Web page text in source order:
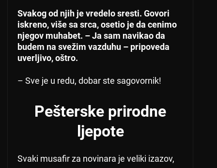
Svakog od njih je vredelo sresti. Govori
iskreno, više sa srca, osetio je da cenimo
njegov muhabet. – Ja sam navikao da
budem na svežim vazduhu – pripoveda
uverljivo, oštro.
– Sve je u redu, dobar ste sagovornik!
Pešterske prirodne
ljepote
Svaki musafir za novinara je veliki izazov,